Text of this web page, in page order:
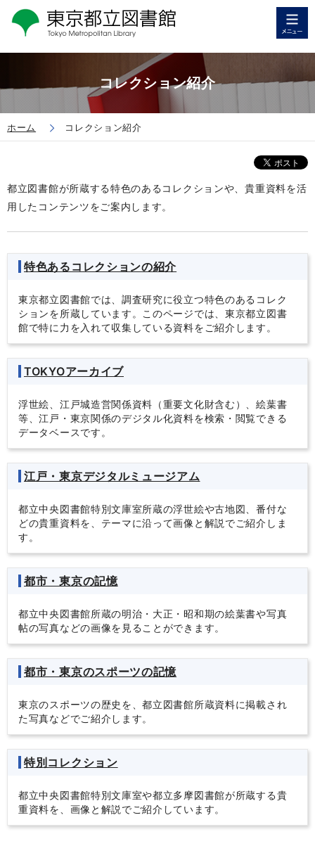
コレクション紹介
ホーム コレクション紹介
都立図書館が所蔵する特色のあるコレクションや、貴重資料を活
用したコンテンツをご案内します。
特色あるコレクションの紹介
東京都立図書館では、調査研究に役立つ特色のあるコレク
ションを所蔵しています。このページでは、東京都立図書
館で特に力を入れて収集している資料をご紹介します。
TOKYOアーカイブ
浮世絵、江戸城造営関係資料（重要文化財含む）、絵葉書
等、江戸・東京関係のデジタル化資料を検索・閲覧できる
データベースです。
江戸・東京デジタルミュージアム
都立中央図書館特別文庫室所蔵の浮世絵や古地図、番付な
どの貴重資料を、テーマに沿って画像と解説でご紹介しま
す。
都市・東京の記憶
都立中央図書館所蔵の明治・大正・昭和期の絵葉書や写真
帖の写真などの画像を見ることができます。
都市・東京のスポーツの記憶
東京のスポーツの歴史を、都立図書館所蔵資料に掲載され
た写真などでご紹介します。
特別コレクション
都立中央図書館特別文庫室や都立多摩図書館が所蔵する貴
重資料を、画像と解説でご紹介しています。